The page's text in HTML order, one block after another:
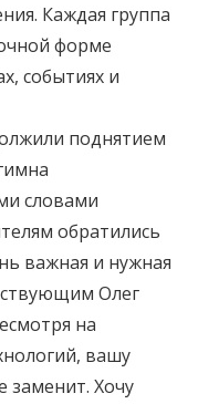
Каждая группа
форме
событиях и
поднятием
словами
обратились
важная и нужная
Олег
на
вашу
заменит. Хочу